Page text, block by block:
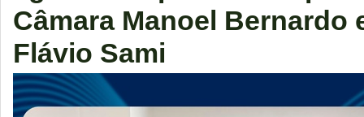
Câmara Manoel Bernardo
Flávio Sami